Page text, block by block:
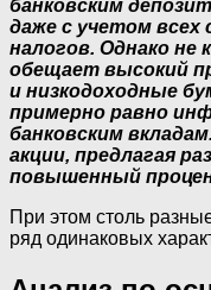
банковским
даже с учетом
налогов. Однако не
обещает высокий
и низкодоходные
примерно равно
банковским
акции, предлагая
повышенный
При этом столь
ряд одинаковых